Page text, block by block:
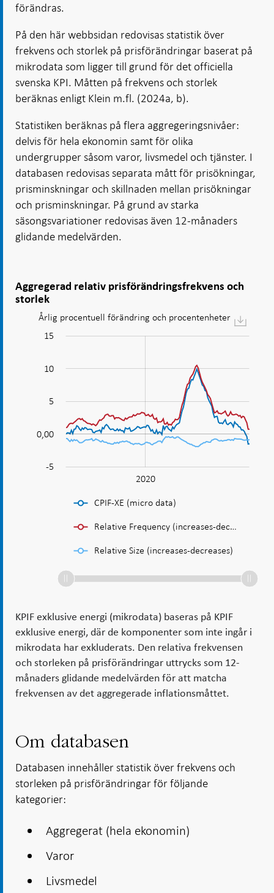
förändras.
På den här webbsidan redovisas statistik över
frekvens och storlek på prisförändringar baserat på
mikrodata som ligger till grund för det officiella
svenska KPI. Måtten på frekvens och storlek
beräknas enligt Klein m.fl. (2024a, b).
Statistiken beräknas på flera aggregeringsnivåer:
delvis för hela ekonomin samt för olika
undergrupper såsom varor, livsmedel och tjänster. I
databasen redovisas separata mått för prisökningar,
prisminskningar och skillnaden mellan prisökningar
och prisminskningar. På grund av starka
säsongsvariationer redovisas även 12-månaders
glidande medelvärden.
Aggregerad relativ prisförändringsfrekvens och
storlek
Diagram:
Aggregerad
prisförändringsfrekvens
Årlig procentuell förändring och procentenheter
0,00
0,00
15
10
5
-5
2020
CPIF-XE (micro data)
Relative Frequency (increases-dec…
Relative Size (increases-decreases)
KPIF exklusive energi (mikrodata) baseras på KPIF
exklusive energi, där de komponenter som inte ingår i
mikrodata har exkluderats. Den relativa frekvensen
och storleken på prisförändringar uttrycks som 12-
månaders glidande medelvärden för att matcha
frekvensen av det aggregerade inflationsmåttet.
Om databasen
Databasen innehåller statistik över frekvens och
storleken på prisförändringar för följande
kategorier:
Aggregerat (hela ekonomin)
Varor
Livsmedel